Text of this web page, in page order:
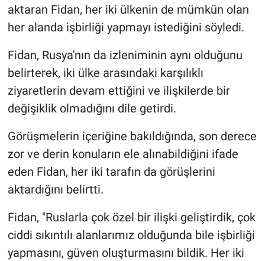
aktaran Fidan, her iki ülkenin de mümkün olan
her alanda işbirliği yapmayı istediğini söyledi.
Fidan, Rusya'nın da izleniminin aynı olduğunu
belirterek, iki ülke arasındaki karşılıklı
ziyaretlerin devam ettiğini ve ilişkilerde bir
değişiklik olmadığını dile getirdi.
Görüşmelerin içeriğine bakıldığında, son derece
zor ve derin konuların ele alınabildiğini ifade
eden Fidan, her iki tarafın da görüşlerini
aktardığını belirtti.
Fidan, "Ruslarla çok özel bir ilişki geliştirdik, çok
ciddi sıkıntılı alanlarımız olduğunda bile işbirliği
yapmasını, güven oluşturmasını bildik. Her iki